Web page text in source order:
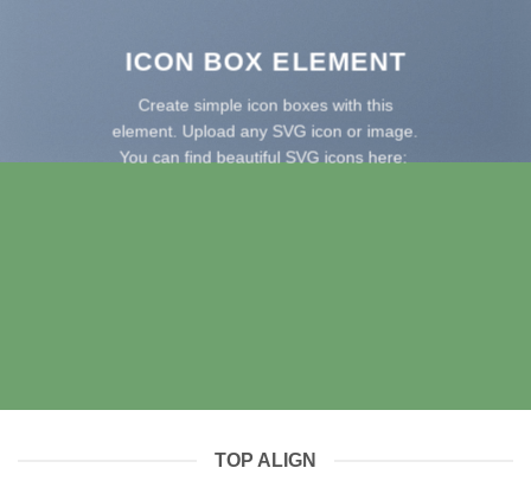
ICON BOX ELEMENT
Create simple icon boxes with this
element. Upload any SVG icon or image.
You can find beautiful SVG icons here:
TOP ALIGN